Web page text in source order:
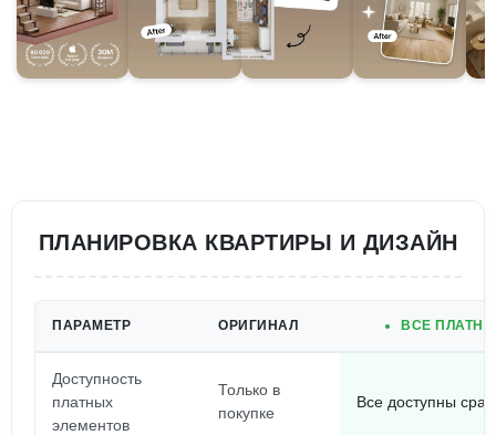
ПЛАНИРОВКА КВАРТИРЫ И ДИЗАЙН
ПАРАМЕТР ОРИГИНАЛ ВСЕ
Доступность
платных
элементов
Только в
покупке
Все доступны